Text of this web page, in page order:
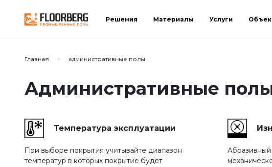
Решения Материалы Услуги
Главная административные полы
Административные
Температура эксплуатации
При выборе покрытия учитывайте диапазон
температур в которых покрытие будет
Абразивный
Сортировать по:
Сбросить Применить